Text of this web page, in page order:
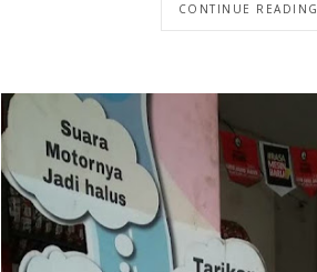
CONTINUE READING